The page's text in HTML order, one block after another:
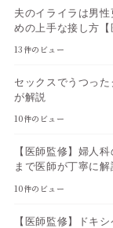
夫のイライラは男
めの上手な接し方【
13件のビュー
セックスでうつっ
が解説
10件のビュー
【医師監修】婦人
まで医師が丁寧に解
10件のビュー
【医師監修】ドキ